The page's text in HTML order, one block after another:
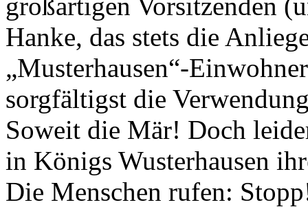
Hanke, das stets die
„Musterhausen“-
sorgfältigst die
Soweit die Mär! Doch
in Königs Wusterhausen
Die Menschen rufen: